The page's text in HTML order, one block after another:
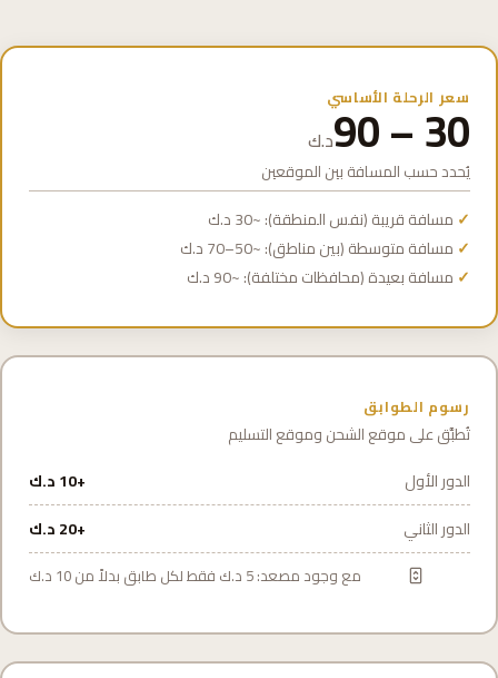
سعر الرحلة الأساسي
30 – 90 د.ك
يُحدد حسب المسافة بين الموقعين
مسافة قريبة (نفس المنطقة): ~30 د.ك
مسافة متوسطة (بين مناطق): ~50–70 د.ك
مسافة بعيدة (محافظات مختلفة): ~90 د.ك
رسوم الطوابق
تُطبَّق على موقع الشحن وموقع التسليم
الدور الأول
+10 د.ك
الدور الثاني
+20 د.ك
مع وجود مصعد: 5 د.ك فقط لكل طابق بدلاً من 10 د.ك